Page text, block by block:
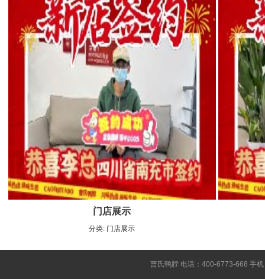
门店展示
分类: 门店展示
曹氏鸭脖 电话：400-6773-668 手